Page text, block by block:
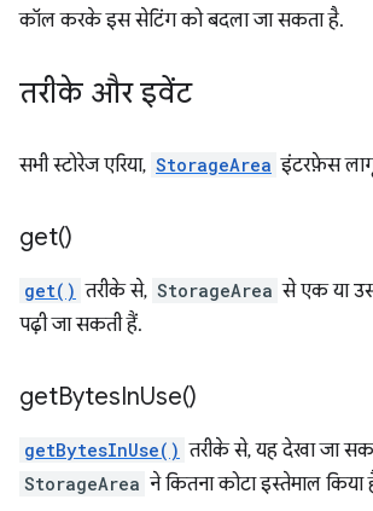
कॉल करके इस सेटिंग को बदला जा सकता है.
तरीके और इवेंट
सभी स्टोरेज एरिया, StorageArea इंटरफ़ेस
get()
get() तरीके से, StorageArea से एक या
पढ़ी जा सकती हैं.
getBytesInUse()
getBytesInUse() तरीके से, यह देखा जा
StorageArea ने कितना कोटा इस्तेमाल किया